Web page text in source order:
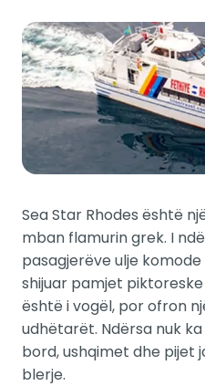
Sea Star Rhodes është
mban flamurin grek. I
pasagjerëve ulje
shijuar pamjet
është i vogël, por ofron
udhëtarët. Ndërsa nuk
bord, ushqimet dhe pijet
blerje.